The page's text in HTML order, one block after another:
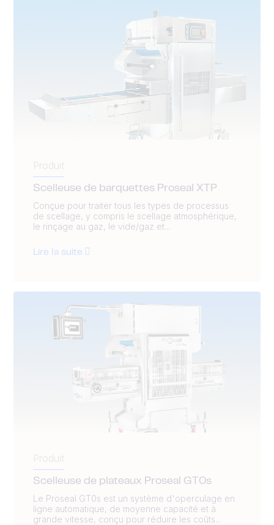
Produit
Scelleuse de barquettes Proseal XTP
Conçue pour traiter tous les types de processus
de scellage, y compris le scellage atmosphérique,
le rinçage au gaz, le vide/gaz et...
Lire la suite
Produit
Scelleuse de plateaux Proseal GT0s
Le Proseal GT0s est un système d'operculage en
ligne automatique, de moyenne capacité et à
grande vitesse, conçu pour réduire les coûts...